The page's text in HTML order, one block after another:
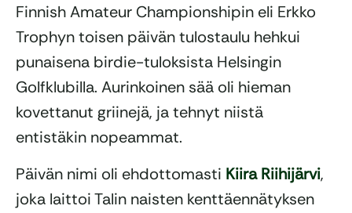
Finnish Amateur Championshipin eli Erkko
Trophyn toisen päivän tulostaulu hehkui
punaisena birdie-tuloksista Helsingin
Golfklubilla. Aurinkoinen sää oli hieman
kovettanut griinejä, ja tehnyt niistä
entistäkin nopeammat.
Päivän nimi oli ehdottomasti Kiira Riihijärvi,
joka laittoi Talin naisten kenttäennätyksen